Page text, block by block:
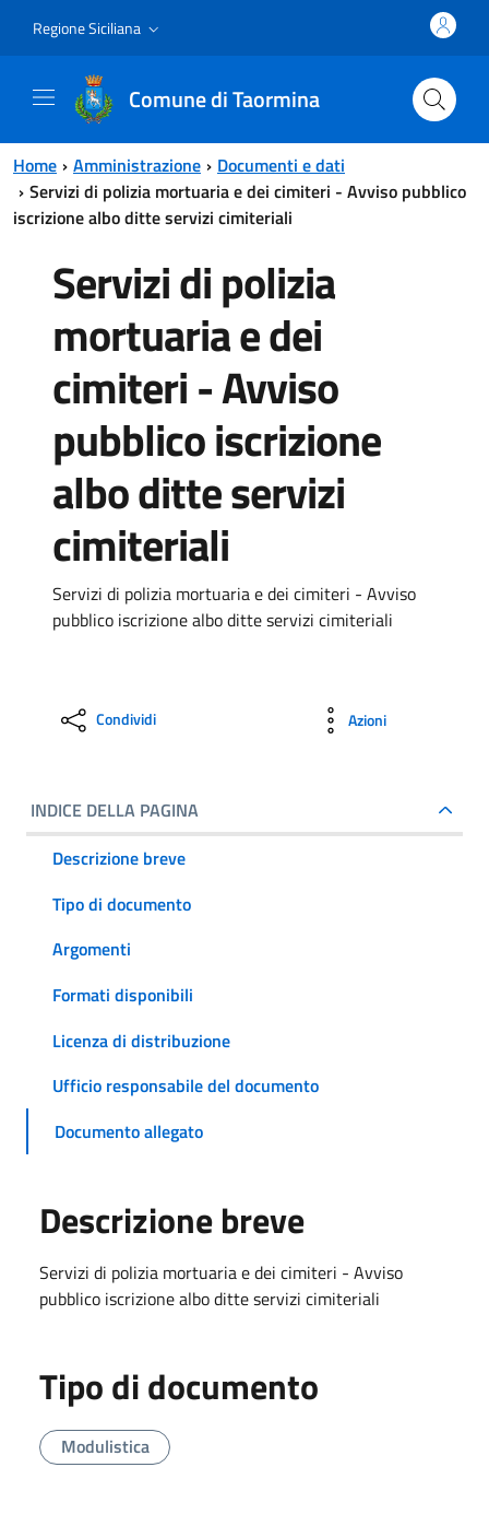
Regione Siciliana
Comune di Taormina
Home Amministrazione
Documenti e dati
Servizi di polizia mortuaria e dei cimiteri - Avviso pubblico
iscrizione albo ditte servizi cimiteriali
Servizi di polizia
mortuaria e dei
cimiteri - Avviso
pubblico iscrizione
albo ditte servizi
cimiteriali
Servizi di polizia mortuaria e dei cimiteri - Avviso
pubblico iscrizione albo ditte servizi cimiteriali
Condividi Azioni
INDICE DELLA PAGINA
Descrizione breve
Tipo di documento
Argomenti
Formati disponibili
Licenza di distribuzione
Ufficio responsabile del documento
Documento allegato
Descrizione breve
Servizi di polizia mortuaria e dei cimiteri - Avviso
pubblico iscrizione albo ditte servizi cimiteriali
Tipo di documento
Modulistica